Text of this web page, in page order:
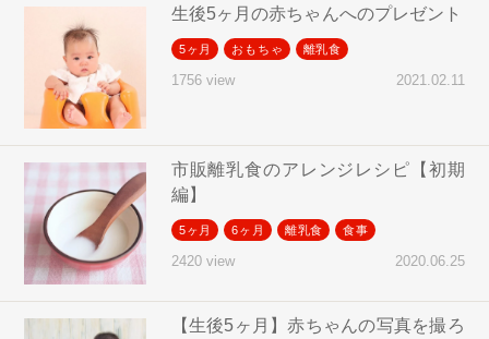
生後5ヶ月の赤ちゃんへのプレゼント
5ヶ月 おもちゃ 離乳食
1756 view 2021.02.11
市販離乳食のアレンジレシピ【初期
編】
5ヶ月 6ヶ月 離乳食 食事
2420 view 2020.06.25
【生後5ヶ月】赤ちゃんの写真を撮ろ